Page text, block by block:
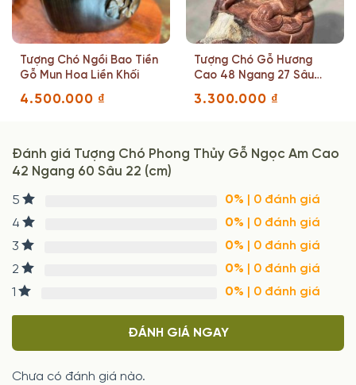
Tượng Chó Ngồi Bao Tiền
Gỗ Mun Hoa Liền Khối
4.500.000 ₫
Tượng Chó Gỗ Hương
Cao 48 Ngang 27 Sâu
21(cm)
3.300.000 ₫
Đánh giá Tượng Chó Phong Thủy Gỗ Ngọc Am Cao
42 Ngang 60 Sâu 22 (cm)
5 0% | 0 đánh giá
4
0% | 0 đánh giá
3
0% | 0 đánh giá
2
0% | 0 đánh giá
1
0% | 0 đánh giá
ĐÁNH GIÁ NGAY
Chưa có đánh giá nào.